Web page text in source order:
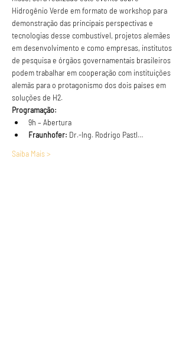
Hidrogênio Verde em formato de workshop para
demonstração das principais perspectivas e
tecnologias desse combustível, projetos alemães
em desenvolvimento e como empresas, institutos
de pesquisa e órgãos governamentais brasileiros
podem trabalhar em cooperação com instituições
alemãs para o protagonismo dos dois países em
soluções de H2.
Programação:
9h – Abertura
Fraunhofer: Dr.-Ing. Rodrigo Pastl…
Saiba Mais >